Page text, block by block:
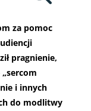
za pomoc
pragnienie,
„sercom
i innych
do modlitwy